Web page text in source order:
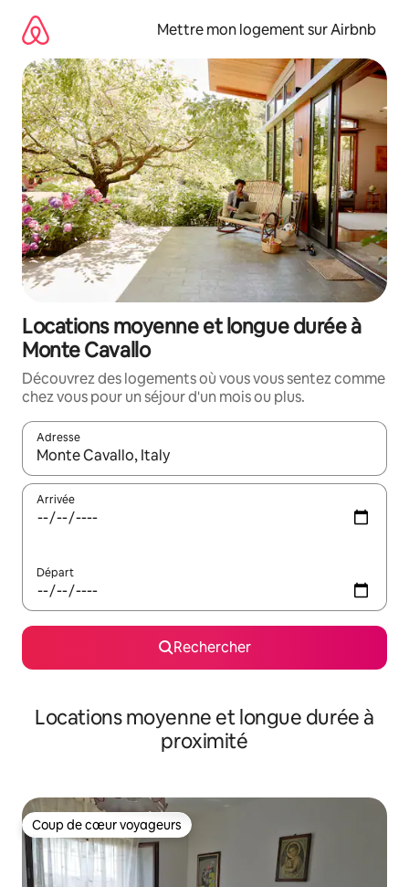
directement
contenu
Mettre mon logement sur Airbnb
Locations moyenne et longue durée à
Monte Cavallo
Découvrez des logements où vous vous sentez comme
chez vous pour un séjour d'un mois ou plus.
Adresse
Lorsque les résultats s'affichent, utilisez les flèches vers le
Arrivée
Départ
Rechercher
Locations moyenne et longue durée à
proximité
Coup de cœur voyageurs
Coup de cœur voyageurs